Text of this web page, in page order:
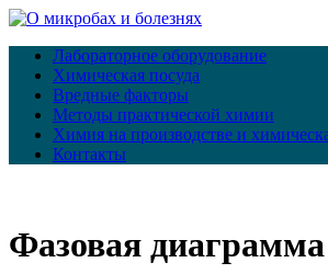
Лабораторное оборудование
Химическая посуда
Вредные факторы
Методы практической химии
Химия на производстве и
Контакты
Фазовая